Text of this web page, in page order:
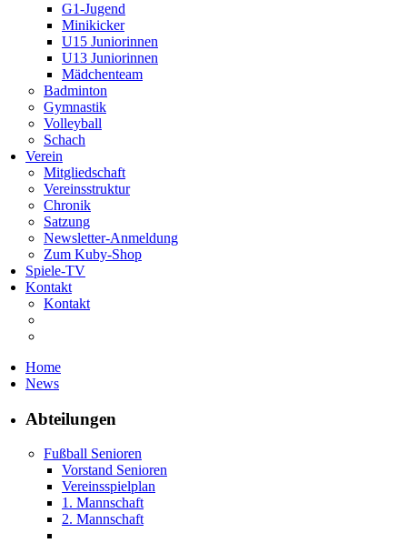
G1-Jugend
Minikicker
U15 Juniorinnen
U13 Juniorinnen
Mädchenteam
Badminton
Gymnastik
Volleyball
Schach
Verein
Mitgliedschaft
Vereinsstruktur
Chronik
Satzung
Newsletter-Anmeldung
Zum Kuby-Shop
Spiele-TV
Kontakt
Kontakt
Home
News
Abteilungen
Fußball Senioren
Vorstand Senioren
Vereinsspielplan
1. Mannschaft
2. Mannschaft